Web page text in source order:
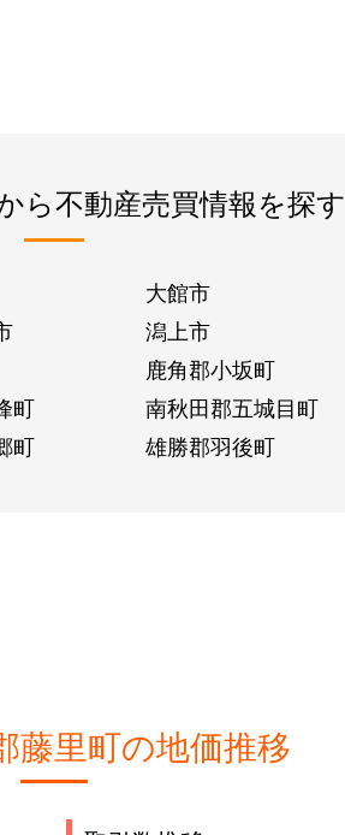
ら不動産売買情報を探す
大館市
潟上市
鹿角郡小坂町
町 南秋田郡五城目町
町 雄勝郡羽後町
藤里町の地価推移